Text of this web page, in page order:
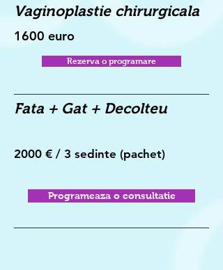
Vaginoplastie chirurgicala
1600 euro
Rezerva o programare
Fata + Gat + Decolteu
2000 € / 3 sedinte (pachet)
Programeaza o consultatie